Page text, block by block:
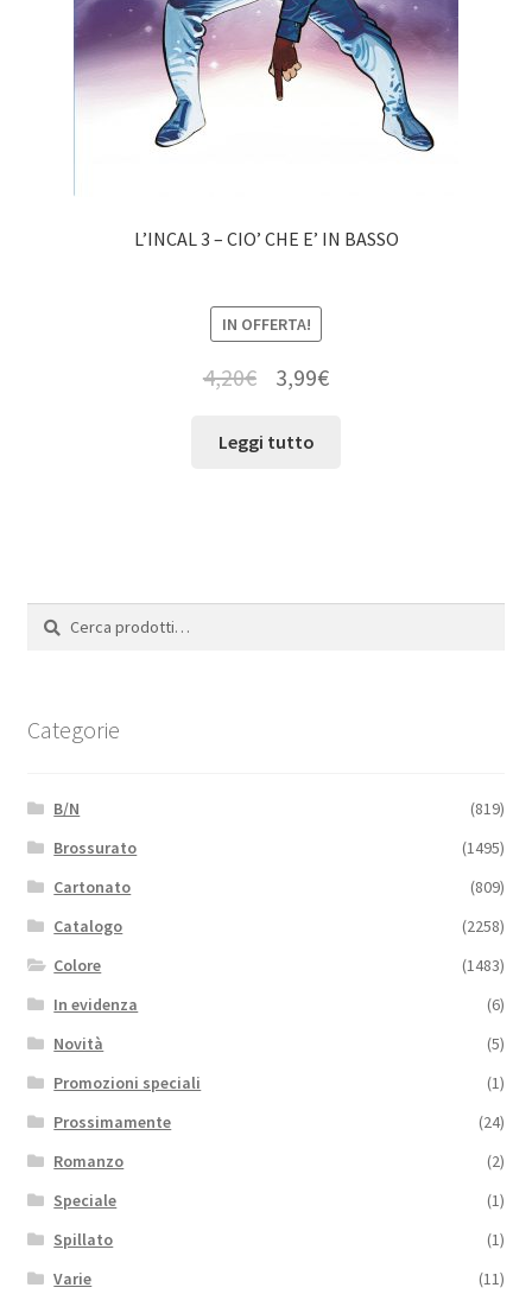
L’INCAL 3 – CIO’ CHE E’ IN BASSO
IN OFFERTA!
4,20€ 3,99€
Leggi tutto
Cerca:
Cerca
Categorie
B/N
(819)
Brossurato
(1495)
Cartonato
(809)
Catalogo
(2258)
Colore
(1483)
In evidenza
(6)
Novità
(5)
Promozioni speciali
(1)
Prossimamente
(24)
Romanzo
(2)
Speciale
(1)
Spillato
(1)
Varie
(11)